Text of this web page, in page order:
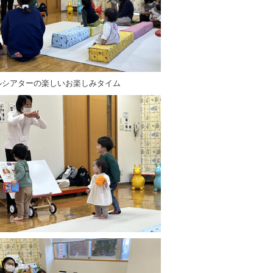
アターの楽しいお楽しみタイム